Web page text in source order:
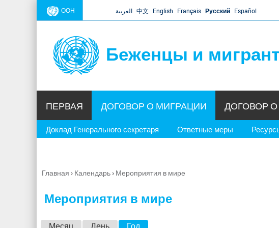
ООН العربية 中文 English Français Русский Español
Беженцы и
ПЕРВАЯ ДОГОВОР О МИГРАЦИИ
Доклад Генерального секретаря Ответные меры
ДОГОВОР
Вы
Главная › Календарь› Мероприятия в мире
Мероприятия в мире